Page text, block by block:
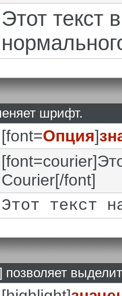
Этот текст
шрифт.
[font=Опция]
Courier[/font]
Этот текст
позволяет